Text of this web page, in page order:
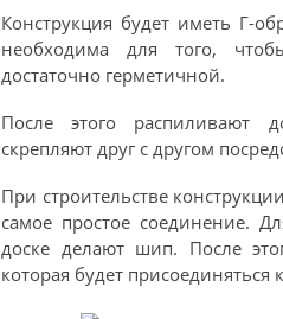
Конструкция будет иметь Г-
необходима для того,
достаточно герметичной.
После этого распиливают
скрепляют друг с другом
При строительстве
самое простое соединение.
доске делают шип. После
которая будет присоединяться